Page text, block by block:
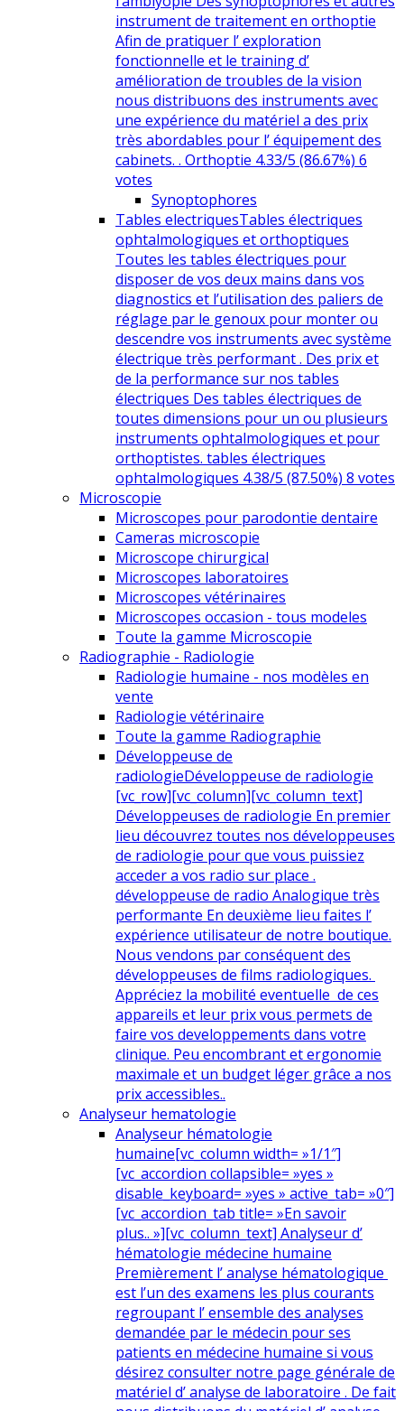
instrument de traitement en orthoptie
Afin de pratiquer l’ exploration
fonctionnelle et le training d’
amélioration de troubles de la vision
nous distribuons des instruments avec
une expérience du matériel a des prix
très abordables pour l’ équipement des
cabinets. . Orthoptie 4.33/5 (86.67%) 6
votes
Synoptophores
Tables electriquesTables électriques
ophtalmologiques et orthoptiques
Toutes les tables électriques pour
disposer de vos deux mains dans vos
diagnostics et l’utilisation des paliers de
réglage par le genoux pour monter ou
descendre vos instruments avec système
électrique très performant . Des prix et
de la performance sur nos tables
électriques Des tables électriques de
toutes dimensions pour un ou plusieurs
instruments ophtalmologiques et pour
orthoptistes. tables électriques
ophtalmologiques 4.38/5 (87.50%) 8 votes
Microscopie
Microscopes pour parodontie dentaire
Cameras microscopie
Microscope chirurgical
Microscopes laboratoires
Microscopes vétérinaires
Microscopes occasion - tous modeles
Toute la gamme Microscopie
Radiographie - Radiologie
Radiologie humaine - nos modèles en
vente
Radiologie vétérinaire
Toute la gamme Radiographie
Développeuse de
radiologieDéveloppeuse de radiologie
[vc_row][vc_column][vc_column_text]
Développeuses de radiologie En premier
lieu découvrez toutes nos développeuses
de radiologie pour que vous puissiez
acceder a vos radio sur place .
développeuse de radio Analogique très
performante En deuxième lieu faites l’
expérience utilisateur de notre boutique.
Nous vendons par conséquent des
développeuses de films radiologiques.
Appréciez la mobilité eventuelle de ces
appareils et leur prix vous permets de
faire vos developpements dans votre
clinique. Peu encombrant et ergonomie
maximale et un budget léger grâce a nos
prix accessibles..
Analyseur hematologie
Analyseur hématologie
humaine[vc_column width= »1/1″]
[vc_accordion collapsible= »yes »
disable_keyboard= »yes » active_tab= »0″]
[vc_accordion_tab title= »En savoir
plus.. »][vc_column_text] Analyseur d’
hématologie médecine humaine
Premièrement l’ analyse hématologique
est l’un des examens les plus courants
regroupant l’ ensemble des analyses
demandée par le médecin pour ses
patients en médecine humaine si vous
désirez consulter notre page générale de
matériel d’ analyse de laboratoire . De fait